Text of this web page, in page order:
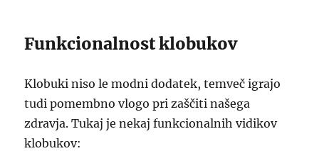
Funkcionalnost klobukov
Klobuki niso le modni dodatek, temveč igrajo
tudi pomembno vlogo pri zaščiti našega
zdravja. Tukaj je nekaj funkcionalnih vidikov
klobukov: